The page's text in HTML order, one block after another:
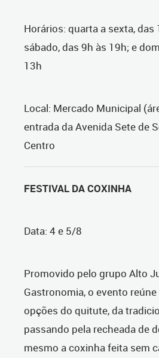
Horários: quarta a sexta, das
sábado, das 9h às 19h; e
13h
Local: Mercado Municipal
entrada da Avenida Sete de
Centro
FESTIVAL DA COXINHA
Data: 4 e 5/8
Promovido pelo grupo Alto
Gastronomia, o evento
opções do quitute, da
passando pela recheada de
mesmo a coxinha feita sem